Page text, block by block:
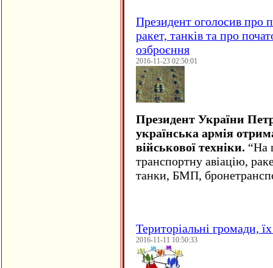
Президент оголосив про
ракет, танків та про
озброєння
2016-11-23 02:50:01
Президент України
українська армія
військової техніки. “На
транспортну авіацію,
танки, БМП,
Територіальні громади,
2016-11-11 10:50:33